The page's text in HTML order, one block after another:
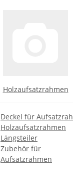
Holzaufsatzrahmen
Deckel für
Holzaufsatzrahmen
Längsteiler
Zubehör für
Aufsatzrahmen